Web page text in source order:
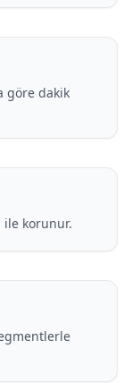
göre dakik
korunur.